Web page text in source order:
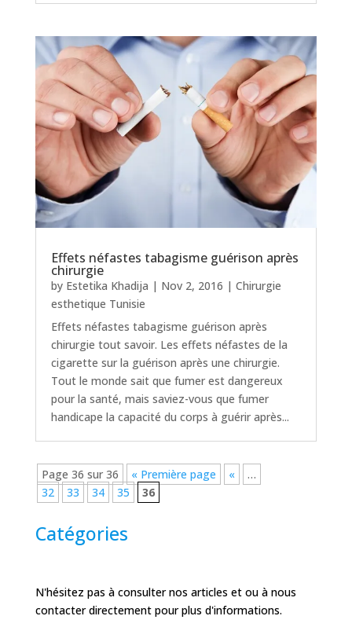
Effets néfastes tabagisme guérison après
chirurgie
by Estetika Khadija | Nov 2, 2016 | Chirurgie
esthetique Tunisie
Effets néfastes tabagisme guérison après
chirurgie tout savoir. Les effets néfastes de la
cigarette sur la guérison après une chirurgie.
Tout le monde sait que fumer est dangereux
pour la santé, mais saviez-vous que fumer
handicape la capacité du corps à guérir après...
Page 36 sur 36 « Première page «
…
32
33 34 35 36
Catégories
N'hésitez pas à consulter nos articles et ou à nous
contacter directement pour plus d'informations.